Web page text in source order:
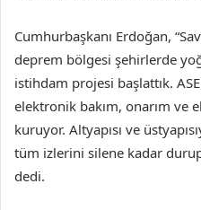
Cumhurbaşkanı Erdoğan,
deprem bölgesi şehirlerde
istihdam projesi başlattık.
elektronik bakım, onarım ve
kuruyor. Altyapısı ve
tüm izlerini silene kadar
dedi.